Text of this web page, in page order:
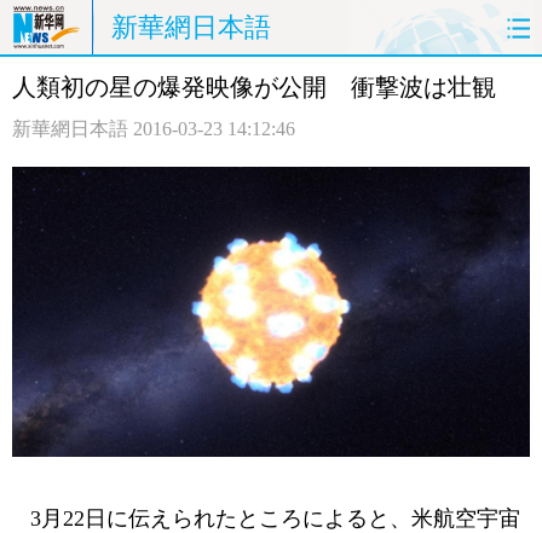
新華網日本語
ホームページ 政治 経済
写真
人類初の星の爆発映像が公開 衝撃波は壮観
新華網日本語 2016-03-23 14:12:46
3月22日に伝えられたところによると、米航空宇宙